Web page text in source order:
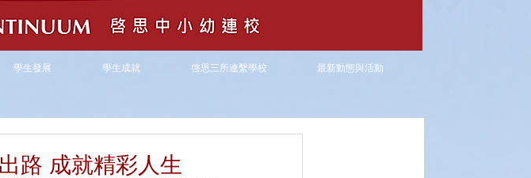
學生發展 學生成就 啓思三所連繫學校 最新動態與活動
路 成就精彩人生